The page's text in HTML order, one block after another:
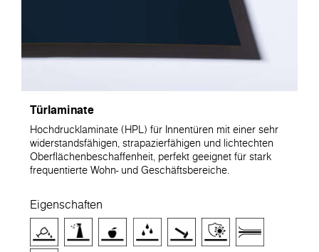
Türlaminate
Hochdrucklaminate (HPL) für Innentüren mit einer sehr
widerstandsfähigen, strapazierfähigen und lichtechten
Oberflächenbeschaffenheit, perfekt geeignet für stark
frequentierte Wohn- und Geschäftsbereiche.
Eigenschaften